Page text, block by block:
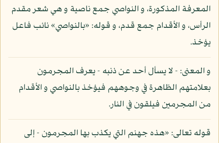
المعرفة المذكورة، و النواصي جمع ناصية و هي شعر مقدم
الرأس، و الأقدام جمع قدم، و قوله: «بالنواصي» نائب فاعل
يؤخذ.
و المعنى: - لا يسأل أحد عن ذنبه - يعرف المجرمون
بعلامتهم الظاهرة في وجوههم فيؤخذ بالنواصي و الأقدام
من المجرمين فيلقون في النار.
قوله تعالى: «هذه جهنم التي يكذب بها المجرمون - إلى